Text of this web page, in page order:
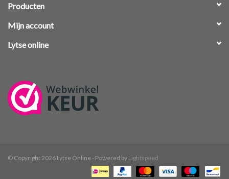
Producten
Mijn account
Lytse online
© Copyright 2026 Lytse Online - Powered by Lightspeed